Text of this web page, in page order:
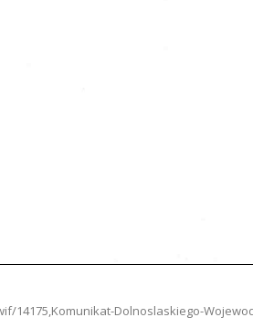
14175,Komunikat-Dolnoslaskiego-